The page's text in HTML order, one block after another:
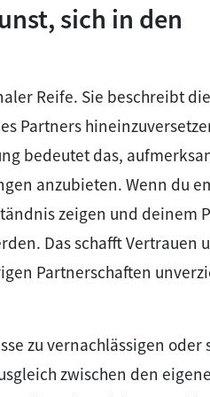
sich in den
Reife. Sie beschreibt die
Partners
bedeutet das,
anzubieten. Wenn du
zeigen und deinem
Das schafft Vertrauen
Partnerschaften
zu vernachlässigen oder
zwischen den